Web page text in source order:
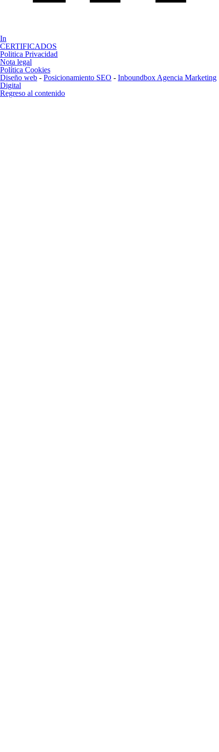
In
CERTIFICADOS
Politica Privacidad
Nota legal
Política Cookies
Diseño web - Posicionamiento SEO - Inboundbox Agencia Marketing
Digital
Regreso al contenido